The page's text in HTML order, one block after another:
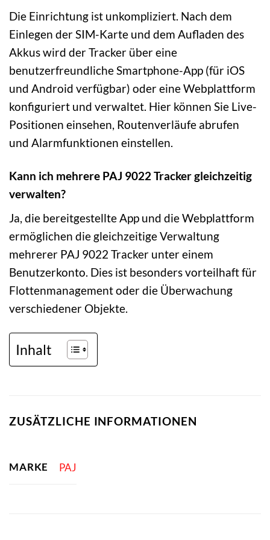
Die Einrichtung ist unkompliziert. Nach dem
Einlegen der SIM-Karte und dem Aufladen des
Akkus wird der Tracker über eine
benutzerfreundliche Smartphone-App (für iOS
und Android verfügbar) oder eine Webplattform
konfiguriert und verwaltet. Hier können Sie Live-
Positionen einsehen, Routenverläufe abrufen
und Alarmfunktionen einstellen.
Kann ich mehrere PAJ 9022 Tracker gleichzeitig
verwalten?
Ja, die bereitgestellte App und die Webplattform
ermöglichen die gleichzeitige Verwaltung
mehrerer PAJ 9022 Tracker unter einem
Benutzerkonto. Dies ist besonders vorteilhaft für
Flottenmanagement oder die Überwachung
verschiedener Objekte.
Inhalt
ZUSÄTZLICHE INFORMATIONEN
MARKE PAJ